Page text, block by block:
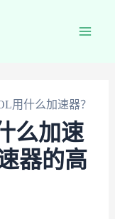
用什么加速器？
么加速
器的高